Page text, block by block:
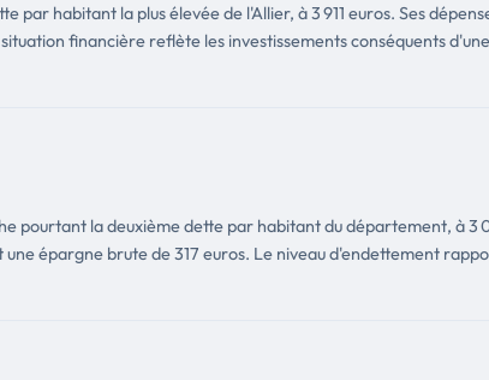
habitant la plus élevée de l'Allier, à 3 911 euros. Ses
financière reflète les investissements conséquents
pourtant la deuxième dette par habitant du département, à
épargne brute de 317 euros. Le niveau d'endettement